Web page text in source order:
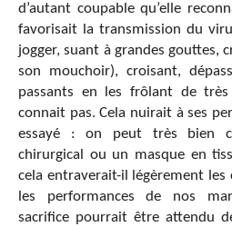
d’autant coupable qu’elle
favorisait la transmission du
jogger, suant à grandes gouttes,
son mouchoir), croisant,
passants en les frôlant de
connait pas. Cela nuirait à ses
essayé : on peut très bien
chirurgical ou un masque en
cela entraverait-il légèrement
les performances de nos
sacrifice pourrait être attendu